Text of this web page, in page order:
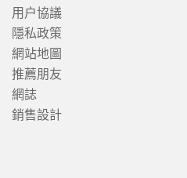
用户協議
隱私政策
網站地圖
推薦朋友
網誌
銷售設計